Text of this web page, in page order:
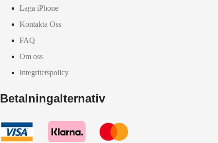
Laga iPhone
Kontakta Oss
FAQ
Om oss
Integritetspolicy
Betalningalternativ